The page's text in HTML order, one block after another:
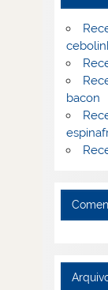
bacon